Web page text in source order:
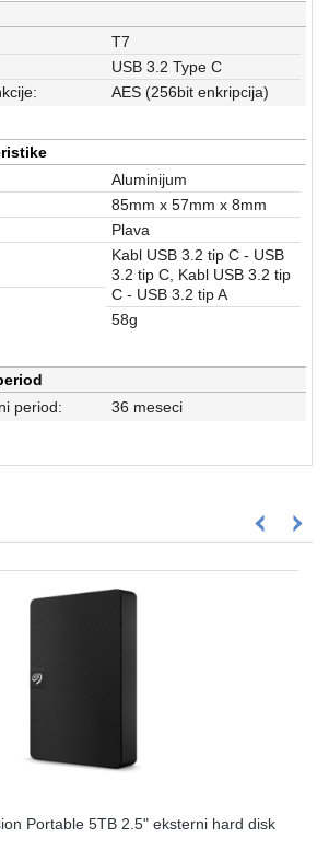
T7
USB 3.2 Type C
AES (256bit enkripcija)
Aluminijum
85mm x 57mm x 8mm
Plava
Kabl USB 3.2 tip C - USB
3.2 tip C, Kabl USB 3.2 tip
C - USB 3.2 tip A
58g
period:
36 meseci
Portable 5TB 2.5" eksterni hard disk